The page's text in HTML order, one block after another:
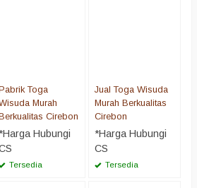
Toga
Murah
Cirebon
Hubungi
Tersedia
Jual Toga Wisuda
Murah Berkualitas
Cirebon
*Harga Hubungi
CS
Tersedia